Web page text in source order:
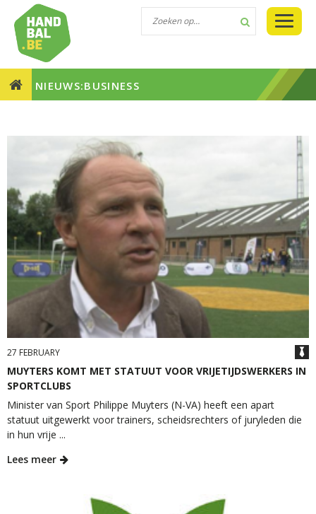
NIEUWS:BUSINESS
27 FEBRUARY
MUYTERS KOMT MET STATUUT VOOR VRIJETIJDSWERKERS IN
SPORTCLUBS
Minister van Sport Philippe Muyters (N-VA) heeft een apart
statuut uitgewerkt voor trainers, scheidsrechters of juryleden die
in hun vrije ...
Lees meer